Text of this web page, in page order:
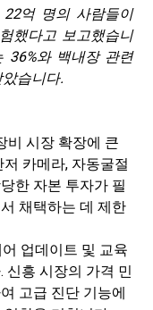
22억 명의 사람들이
했다고 보고했습니
36%와 백내장 관련
습니다.
비 시장 확장에 큰
카메라, 자동굴절
한 자본 투자가 필
채택하는 데 제한
업데이트 및 교육
신흥 시장의 가격 민
고급 진단 기능에